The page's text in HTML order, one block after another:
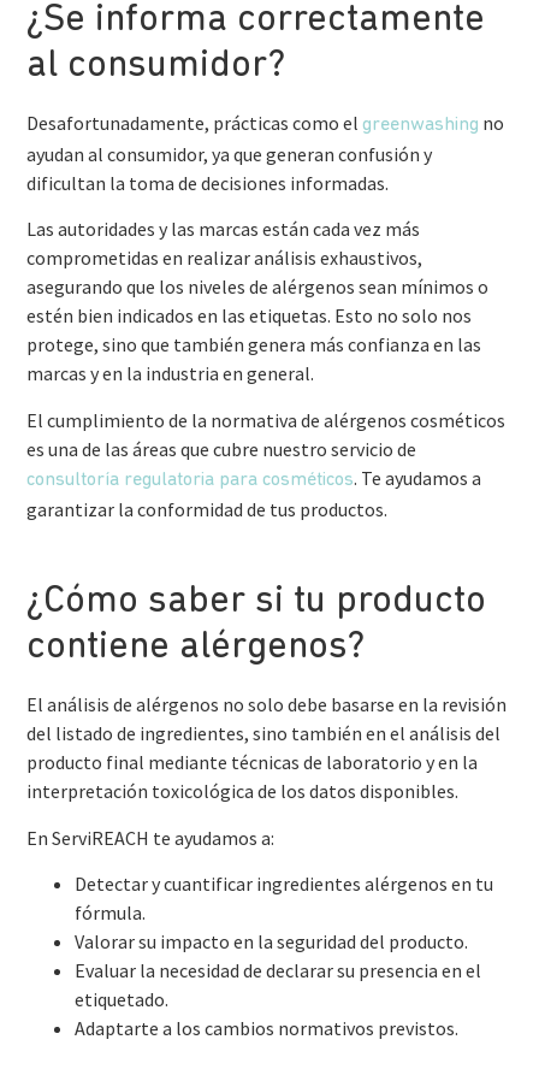
¿Se informa correctamente
al consumidor?
Desafortunadamente, prácticas como elgreenwashing no
ayudan al consumidor, ya que generan confusión y
dificultan la toma de decisiones informadas.
Las autoridades y las marcas están cada vez más
comprometidas en realizar análisis exhaustivos,
asegurando que los niveles de alérgenos sean mínimos o
estén bien indicados en las etiquetas. Esto no solo nos
protege, sino que también genera más confianza en las
marcas y en la industria en general.
El cumplimiento de la normativa de alérgenos cosméticos
es una de las áreas que cubre nuestro servicio de
consultoría regulatoria para cosméticos. Te ayudamos a
garantizar la conformidad de tus productos.
¿Cómo saber si tu producto
contiene alérgenos?
El análisis de alérgenos no solo debe basarse en la revisión
del listado de ingredientes, sino también en el análisis del
producto final mediante técnicas de laboratorio y en la
interpretación toxicológica de los datos disponibles.
En ServiREACH te ayudamos a:
Detectar y cuantificar ingredientes alérgenos en tu
fórmula.
Valorar su impacto en la seguridad del producto.
Evaluar la necesidad de declarar su presencia en el
etiquetado.
Adaptarte a los cambios normativos previstos.